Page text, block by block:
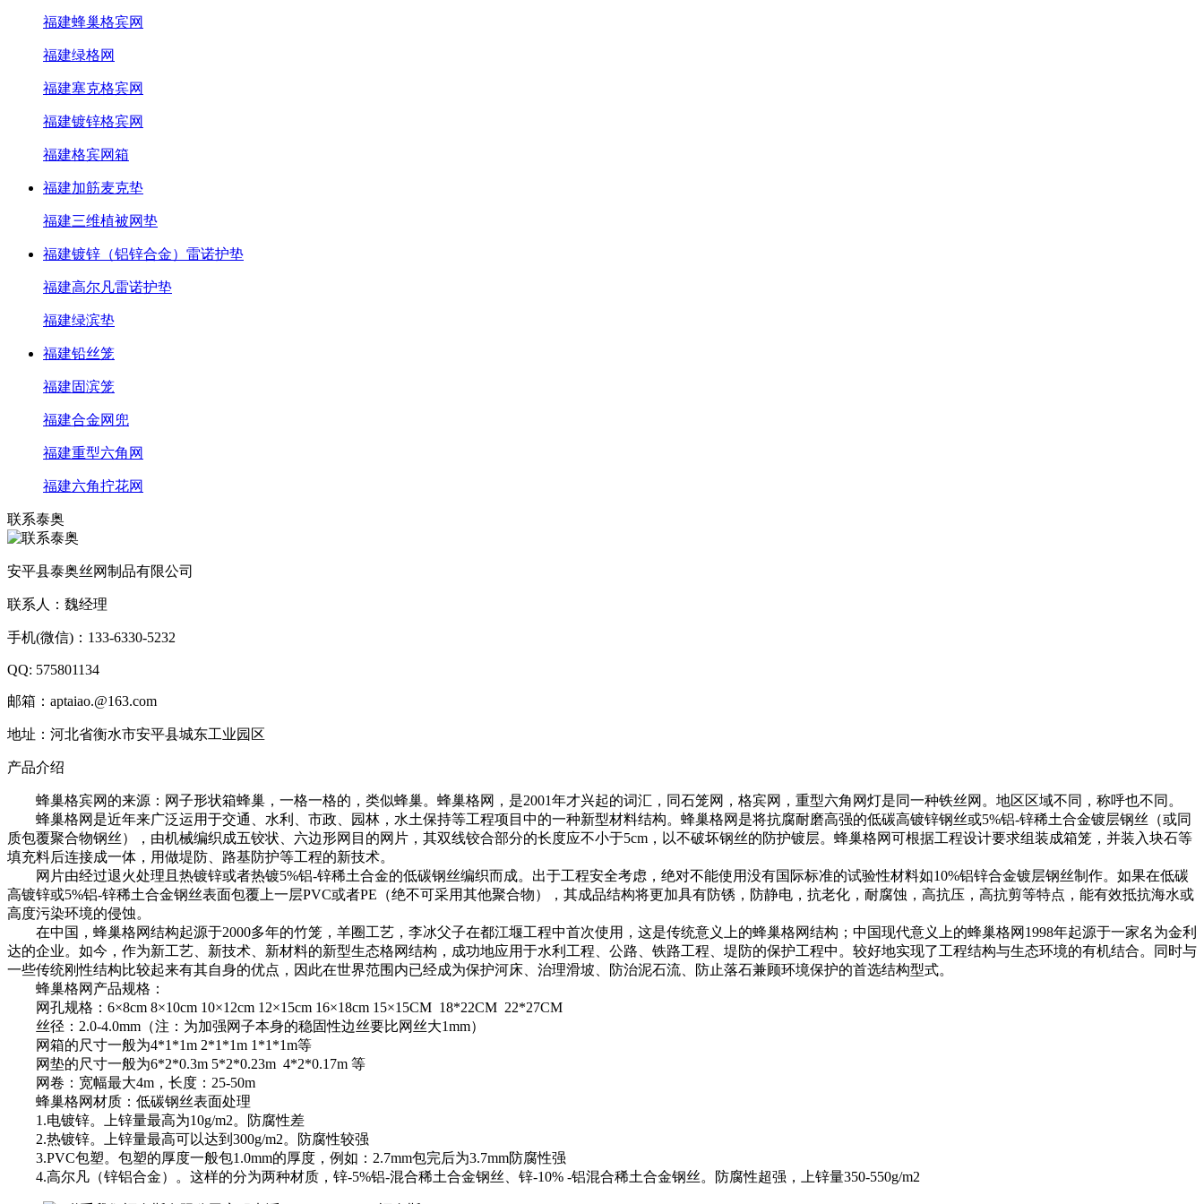
福建蜂巢格宾网
福建绿格网
福建塞克格宾网
福建镀锌格宾网
福建格宾网箱
福建加筋麦克垫
福建三维植被网垫
福建镀锌（铝锌合金）雷诺护垫
福建高尔凡雷诺护垫
福建绿滨垫
福建铅丝笼
福建固滨笼
福建合金网兜
福建重型六角网
福建六角拧花网
联系泰奥
安平县泰奥丝网制品有限公司
联系人：魏经理
手机(微信)：133-6330-5232
QQ: 575801134
邮箱：aptaiao.@163.com
地址：河北省衡水市安平县城东工业园区
产品介绍
蜂巢格宾网的来源：网子形状箱蜂巢，一格一格的，类似蜂巢。蜂巢格网，是2001年才兴起的词汇，同石笼网，格宾网，重型六角网灯是同一种铁丝网。地区区域不同，称呼也不同。
蜂巢格网是近年来广泛运用于交通、水利、市政、园林，水土保持等工程项目中的一种新型材料结构。蜂巢格网是将抗腐耐磨高强的低碳高镀锌钢丝或5%铝-锌稀土合金镀层钢丝（或同
质包覆聚合物钢丝），由机械编织成五铰状、六边形网目的网片，其双线铰合部分的长度应不小于5cm，以不破坏钢丝的防护镀层。蜂巢格网可根据工程设计要求组装成箱笼，并装入块石等
填充料后连接成一体，用做堤防、路基防护等工程的新技术。
网片由经过退火处理且热镀锌或者热镀5%铝-锌稀土合金的低碳钢丝编织而成。出于工程安全考虑，绝对不能使用没有国际标准的试验性材料如10%铝锌合金镀层钢丝制作。如果在低碳
高镀锌或5%铝-锌稀土合金钢丝表面包覆上一层PVC或者PE（绝不可采用其他聚合物），其成品结构将更加具有防锈，防静电，抗老化，耐腐蚀，高抗压，高抗剪等特点，能有效抵抗海水或
高度污染环境的侵蚀。
在中国，蜂巢格网结构起源于2000多年的竹笼，羊圈工艺，李冰父子在都江堰工程中首次使用，这是传统意义上的蜂巢格网结构；中国现代意义上的蜂巢格网1998年起源于一家名为金利
达的企业。如今，作为新工艺、新技术、新材料的新型生态格网结构，成功地应用于水利工程、公路、铁路工程、堤防的保护工程中。较好地实现了工程结构与生态环境的有机结合。同时与
一些传统刚性结构比较起来有其自身的优点，因此在世界范围内已经成为保护河床、治理滑坡、防治泥石流、防止落石兼顾环境保护的首选结构型式。
蜂巢格网产品规格：
网孔规格：6×8cm 8×10cm 10×12cm 12×15cm 16×18cm 15×15CM 18*22CM 22*27CM
丝径：2.0-4.0mm（注：为加强网子本身的稳固性边丝要比网丝大1mm）
网箱的尺寸一般为4*1*1m 2*1*1m 1*1*1m等
网垫的尺寸一般为6*2*0.3m 5*2*0.23m 4*2*0.17m 等
网卷：宽幅最大4m，长度：25-50m
蜂巢格网材质：低碳钢丝表面处理
1.电镀锌。上锌量最高为10g/m2。防腐性差
2.热镀锌。上锌量最高可以达到300g/m2。防腐性较强
3.PVC包塑。包塑的厚度一般包1.0mm的厚度，例如：2.7mm包完后为3.7mm防腐性强
4.高尔凡（锌铝合金）。这样的分为两种材质，锌-5%铝-混合稀土合金钢丝、锌-10% -铝混合稀土合金钢丝。防腐性超强，上锌量350-550g/m2